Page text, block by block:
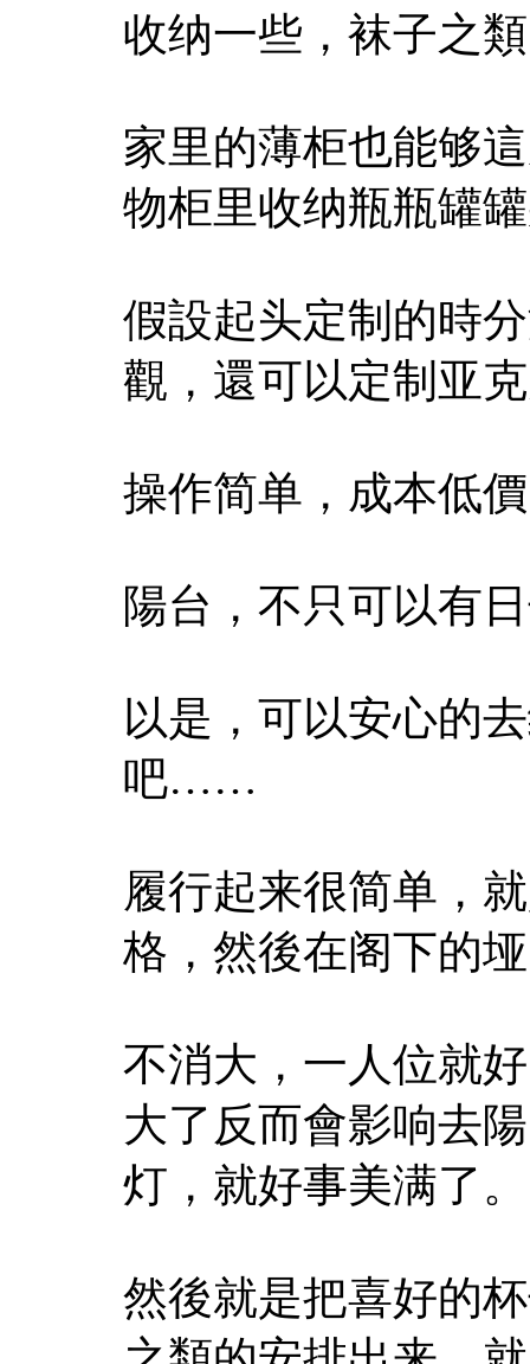
收纳一些，袜子之
家里的薄柜也能够
物柜里收纳瓶瓶罐
假設起头定制的時
觀，還可以定制亚
操作简单，成本低
陽台，不只可以有
以是，可以安心的
吧……
履行起来很简单，
格，然後在阁下的
不消大，一人位就
大了反而會影响去
灯，就好事美满了。
然後就是把喜好的